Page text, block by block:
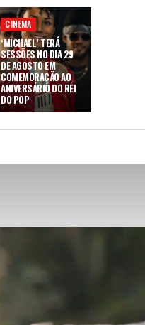
CINEMA
‘MICHAEL’ TERÁ
SESSÕES NO DIA 29
DE AGOSTO EM
COMEMORAÇÃO AO
ANIVERSÁRIO DO REI
DO POP